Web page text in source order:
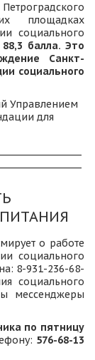
площадках
социального
балла. Это
Санкт-
социального
Управлением
для
о работе
социального
8-931-236-68-
социального
мессенджеры
по пятницу
576-68-13